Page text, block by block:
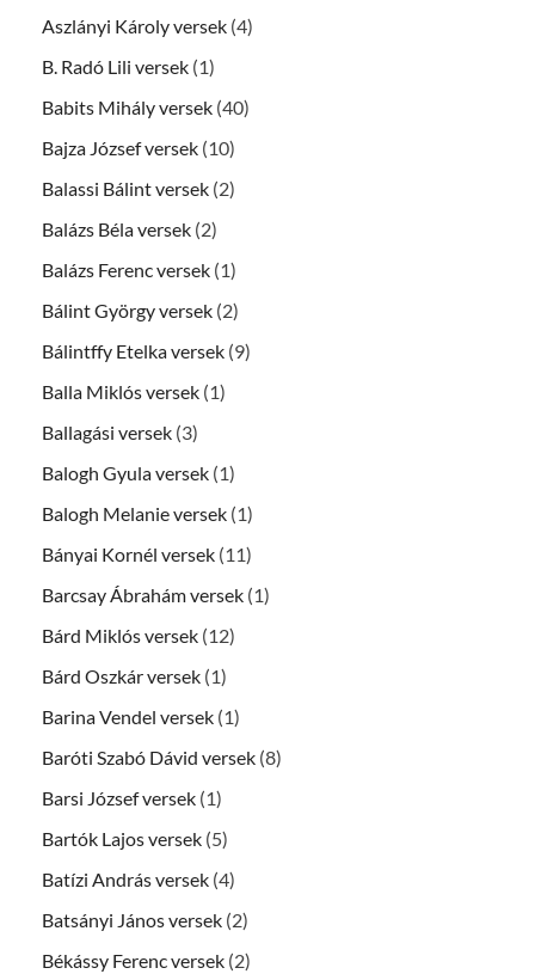
Aszlányi Károly versek (4)
B. Radó Lili versek (1)
Babits Mihály versek (40)
Bajza József versek (10)
Balassi Bálint versek (2)
Balázs Béla versek (2)
Balázs Ferenc versek (1)
Bálint György versek (2)
Bálintffy Etelka versek (9)
Balla Miklós versek (1)
Ballagási versek (3)
Balogh Gyula versek (1)
Balogh Melanie versek (1)
Bányai Kornél versek (11)
Barcsay Ábrahám versek (1)
Bárd Miklós versek (12)
Bárd Oszkár versek (1)
Barina Vendel versek (1)
Baróti Szabó Dávid versek (8)
Barsi József versek (1)
Bartók Lajos versek (5)
Batízi András versek (4)
Batsányi János versek (2)
Békássy Ferenc versek (2)